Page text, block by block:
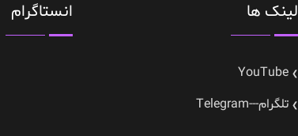
لینک ها
YouTube
تلگرام---Telegram
انستاگرام